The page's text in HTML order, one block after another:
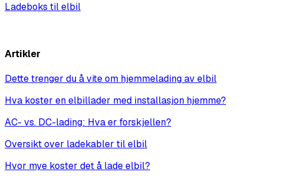
Ladeboks til elbil
Artikler
Dette trenger du å vite om hjemmelading av elbil
Hva koster en elbillader med installasjon hjemme?
AC- vs. DC-lading: Hva er forskjellen?
Oversikt over ladekabler til elbil
Hvor mye koster det å lade elbil?